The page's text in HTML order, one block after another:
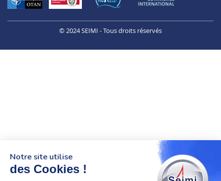
© 2024 SEIMI - Tous droits réservés
Notre site utilise
des Cookies !